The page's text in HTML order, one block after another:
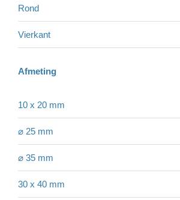
Rond
Vierkant
Afmeting
10 x 20 mm
⌀ 25 mm
⌀ 35 mm
30 x 40 mm